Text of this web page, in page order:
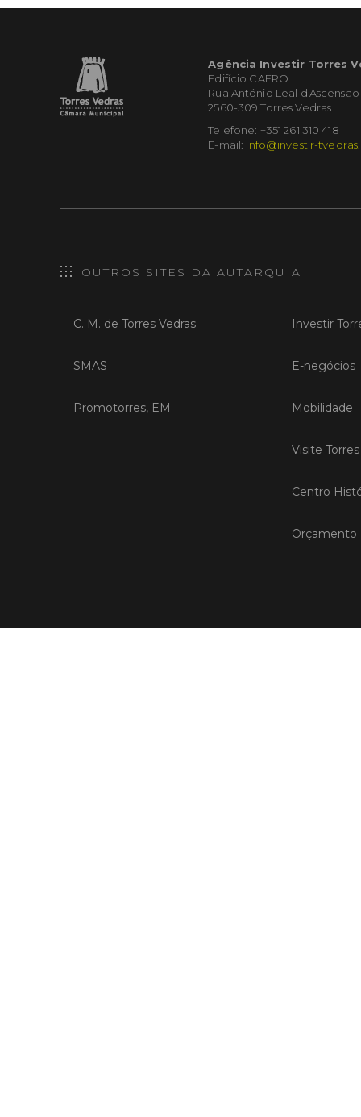
Agência Investir Torres
Edifício CAERO
Rua António Leal d'Ascensão
2560-309 Torres Vedras
Telefone: +351 261 310 418
E-mail: info@investir-
OUTROS SITES DA AUTARQUIA
C. M. de Torres Vedras
SMAS
Promotorres, EM
Investir
E-negócios
Mobilidade
Visite
Centro
Orçamento